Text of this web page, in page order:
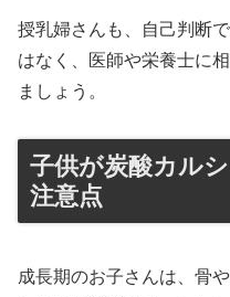
授乳婦さんも、自己判断
はなく、医師や栄養士に
ましょう。
子供が炭酸カル
注意点
成長期のお子さんは、骨